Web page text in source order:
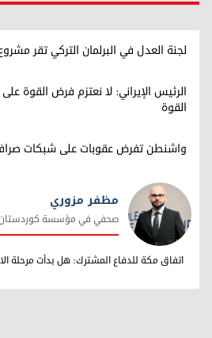
لجنة العدل في البرلمان التركي تقر
الرئيس الإيراني: لا نعتزم فرض القوة
القوة
واشنطن تفرض عقوبات على شبكات
مظفر مزوري
مظفر مزوري
صحفي في مؤسسة
اتفاق مكة للدفاع المشترك: هل بدأت مرحلة